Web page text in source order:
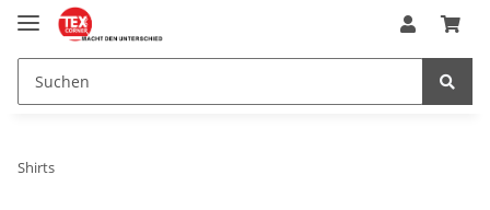
Shirts